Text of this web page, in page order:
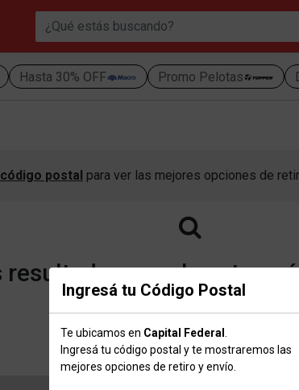
Hasta 30% OFF Promo Pelotas
Ingresá tu Código Postal
Te ubicamos en Capital Federal
Ingresá tu código postal y te mostraremos las
mejores opciones de retiro y envío.
código postal para ver las mejores opciones de
para la
Volver a la página de inicio